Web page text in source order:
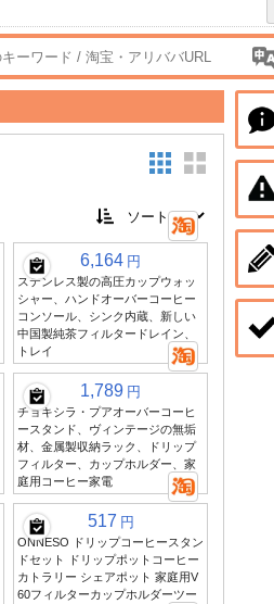
6,164 円
ステンレス製の高圧カップウォッ
シャー、ハンドオーバーコーヒー
コンソール、シンク内蔵、新しい
中国製純茶フィルタードレイン、
トレイ
1,789 円
チョキシラ・プアオーバーコーヒ
ースタンド、ヴィンテージの無垢
材、金属製収納ラック、ドリップ
フィルター、カップホルダー、家
庭用コーヒー家電
517 円
ONNESO ドリップコーヒースタン
ドセット ドリップポットコーヒー
カトラリー シェアポット 家庭用V
60フィルターカップホルダーツー